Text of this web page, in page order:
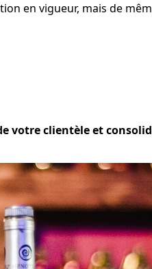
en vigueur, mais de
votre clientèle et